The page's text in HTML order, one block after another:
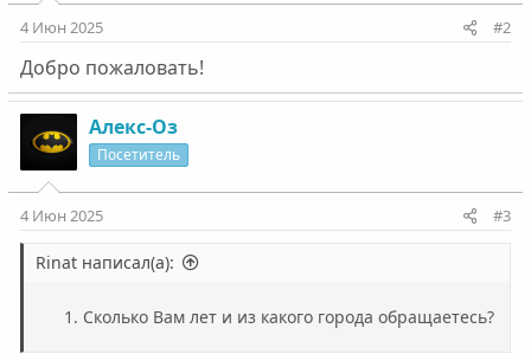
4 Июн 2025 #2
Добро пожаловать!
Алекс-Оз
Посетитель
4 Июн 2025 #3
Rinat написал(а):
Сколько Вам лет и из какого города обращаетесь?